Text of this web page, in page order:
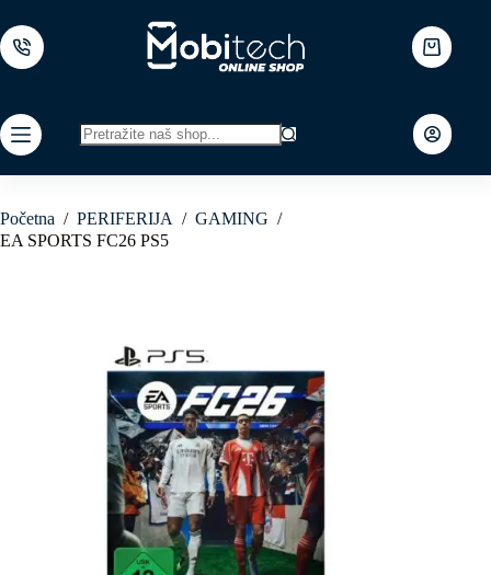
to
content
Shopping
cart
results
Početna / PERIFERIJA / GAMING /
EA SPORTS FC26 PS5